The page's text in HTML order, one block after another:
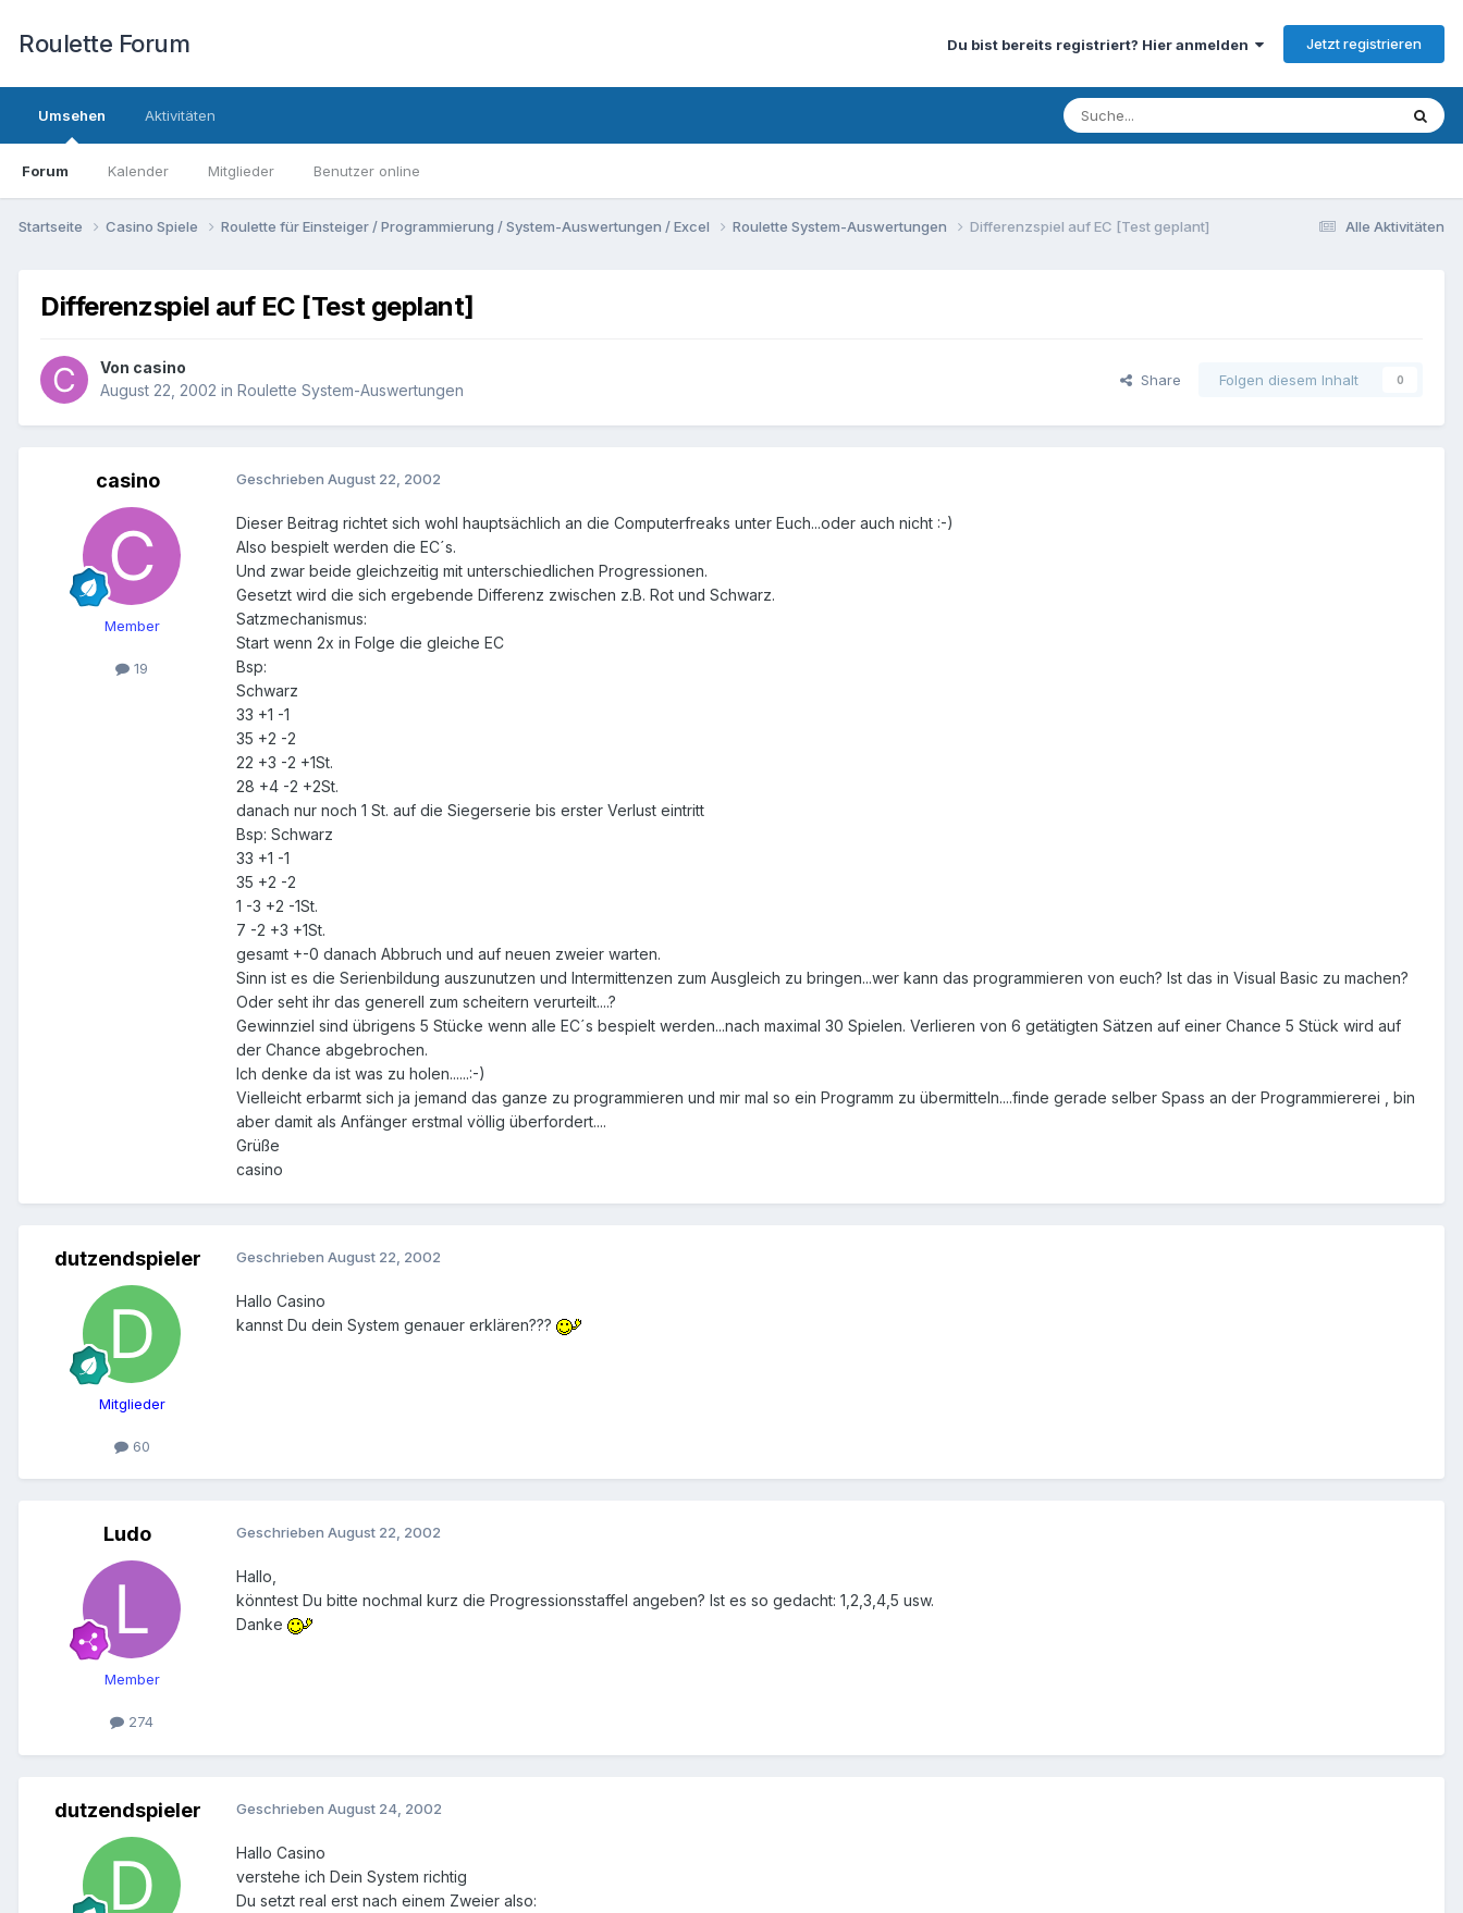
Roulette Forum Du bist bereits registriert? Hier anmelden Jetzt registrieren
Umsehen
Forum Kalender Mitglieder Benutzer online
Aktivitäten
Alle Aktivitäten
Startseite Casino Spiele Roulette für Einsteiger / Programmierung / System-Auswertungen / Excel Roulette System-Auswertungen Differenzspiel auf EC [Test geplant]
Differenzspiel auf EC [Test geplant]
Von casino
August 22, 2002 in Roulette System-Auswertungen
Share Folgen diesem Inhalt 0
casino
Member
19
Geschrieben August 22, 2002
Dieser Beitrag richtet sich wohl hauptsächlich an die Computerfreaks unter Euch...oder auch nicht :-)
Also bespielt werden die EC´s.
Und zwar beide gleichzeitig mit unterschiedlichen Progressionen.
Gesetzt wird die sich ergebende Differenz zwischen z.B. Rot und Schwarz.
Satzmechanismus:
Start wenn 2x in Folge die gleiche EC
Bsp:
Schwarz
33 +1 -1
35 +2 -2
22 +3 -2 +1St.
28 +4 -2 +2St.
danach nur noch 1 St. auf die Siegerserie bis erster Verlust eintritt
Bsp: Schwarz
33 +1 -1
35 +2 -2
1 -3 +2 -1St.
7 -2 +3 +1St.
gesamt +-0 danach Abbruch und auf neuen zweier warten.
Sinn ist es die Serienbildung auszunutzen und Intermittenzen zum Ausgleich zu bringen...wer kann das programmieren von euch? Ist das in Visual Basic zu machen?
Oder seht ihr das generell zum scheitern verurteilt....?
Gewinnziel sind übrigens 5 Stücke wenn alle EC´s bespielt werden...nach maximal 30 Spielen. Verlieren von 6 getätigten Sätzen auf einer Chance 5 Stück wird auf
der Chance abgebrochen.
Ich denke da ist was zu holen......:-)
Vielleicht erbarmt sich ja jemand das ganze zu programmieren und mir mal so ein Programm zu übermitteln....finde gerade selber Spass an der Programmiererei , bin
aber damit als Anfänger erstmal völlig überfordert....
Grüße
casino
dutzendspieler
Mitglieder
60
Geschrieben August 22, 2002
Hallo Casino
kannst Du dein System genauer erklären???
Ludo
Member
274
Geschrieben August 22, 2002
Hallo,
könntest Du bitte nochmal kurz die Progressionsstaffel angeben? Ist es so gedacht: 1,2,3,4,5 usw.
Danke
dutzendspieler Geschrieben August 24, 2002
Hallo Casino
verstehe ich Dein System richtig
Du setzt real erst nach einem Zweier also: